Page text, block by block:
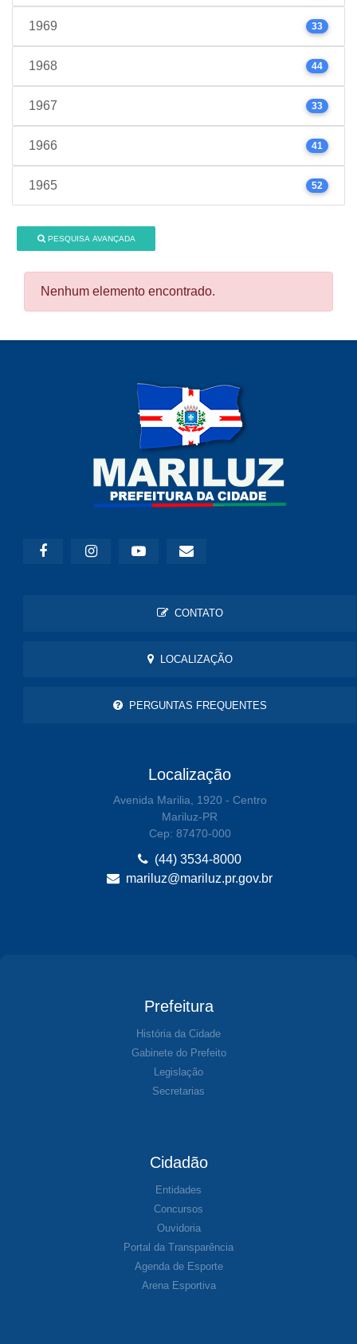
1969 33
1968 44
1967 33
1966 41
1965 52
PESQUISA AVANÇADA
Nenhum elemento encontrado.
CONTATO
LOCALIZAÇÃO
PERGUNTAS FREQUENTES
Localização
Avenida Marilia, 1920 - Centro
Mariluz-PR
Cep: 87470-000
(44) 3534-8000
mariluz@mariluz.pr.gov.br
Prefeitura
História da Cidade
Gabinete do Prefeito
Legislação
Secretarias
Cidadão
Entidades
Concursos
Ouvidoria
Portal da Transparência
Agenda de Esporte
Arena Esportiva